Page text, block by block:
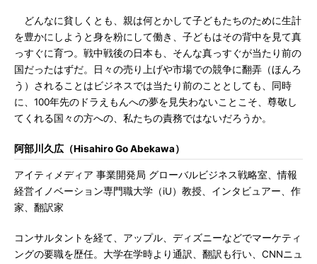
どんなに貧しくとも、親は何とかして子どもたちのために生計
を豊かにしようと身を粉にして働き、子どもはその背中を見て真
っすぐに育つ。戦中戦後の日本も、そんな真っすぐが当たり前の
国だったはずだ。日々の売り上げや市場での競争に翻弄（ほんろ
う）されることはビジネスでは当たり前のこととしても、同時
に、100年先のドラえもんへの夢を見失わないことこそ、尊敬し
てくれる国々の方への、私たちの責務ではないだろうか。
阿部川久広（Hisahiro Go Abekawa）
アイティメディア 事業開発局 グローバルビジネス戦略室、情報
経営イノベーション専門職大学（iU）教授、インタビュアー、作
家、翻訳家
コンサルタントを経て、アップル、ディズニーなどでマーケティ
ングの要職を歴任。大学在学時より通訳、翻訳も行い、CNNニュ